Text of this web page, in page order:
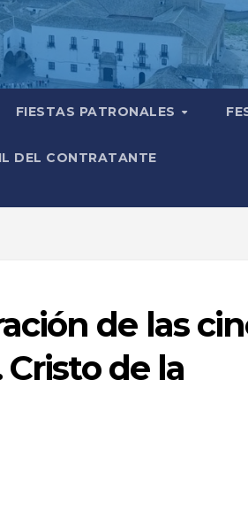
FIESTAS PATRONALES
DEL CONTRATANTE
de las
de la